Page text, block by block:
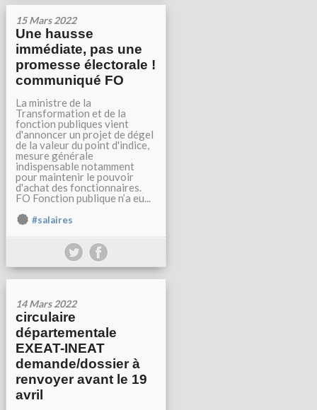
15 Mars 2022
Une hausse
immédiate, pas une
promesse électorale !
communiqué FO
La ministre de la
Transformation et de la
fonction publiques vient
d'annoncer un projet de dégel
de la valeur du point d'indice,
mesure générale
indispensable notamment
pour maintenir le pouvoir
d'achat des fonctionnaires.
FO Fonction publique n’a eu...
#salaires
14 Mars 2022
circulaire
départementale
EXEAT-INEAT
demande/dossier à
renvoyer avant le 19
avril